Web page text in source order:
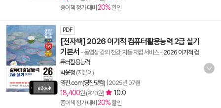
종이책 정가 대비 20%할인
PDF
[전자책] 2026 이기적 컴퓨터활용능력 2급 실기
기본서 - 동영상 강의 전강, 자동 채점 서비스- 2026 이기적 컴
퓨터활용능력
박윤정 (지은이)
영진.com(영진닷컴) 2025년 07월
18,400원 (920원) 10.0
종이책 정가 대비 20%할인